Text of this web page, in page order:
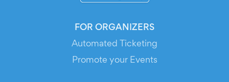
FOR ORGANIZERS
Automated Ticketing
Promote your Events